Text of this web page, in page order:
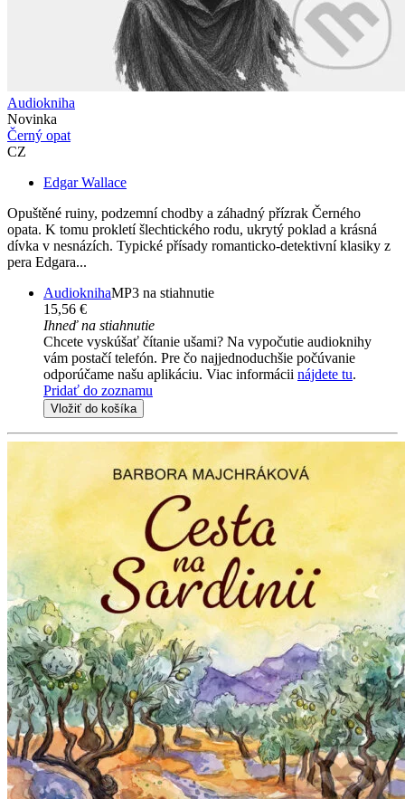
Audiokniha
Novinka
Černý opat
CZ
Edgar Wallace
Opuštěné ruiny, podzemní chodby a záhadný přízrak Černého
opata. K tomu prokletí šlechtického rodu, ukrytý poklad a krásná
dívka v nesnázích. Typické přísady romanticko-detektivní klasiky z
pera Edgara...
AudioknihaMP3 na stiahnutie
15,56 €
Ihneď na stiahnutie
Chcete vyskúšať čítanie ušami? Na vypočutie audioknihy
vám postačí telefón. Pre čo najjednoduchšie počúvanie
odporúčame našu aplikáciu. Viac informácii nájdete tu.
Pridať do zoznamu
Vložiť do košíka